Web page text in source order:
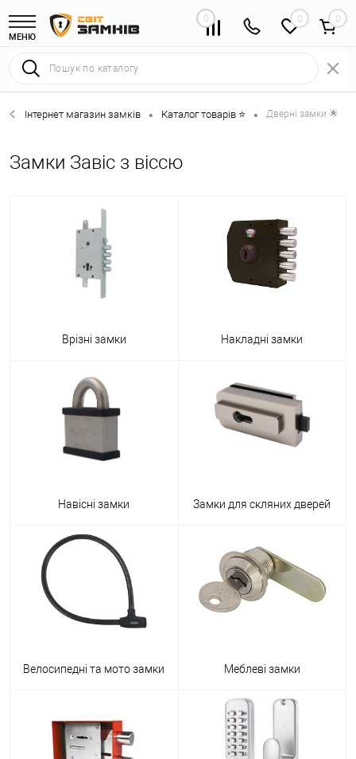
МЕНЮ
0 0
Інтернет магазин замків • Каталог товарів ⭐ • Дверні замки 🌟
Замки Завіс з віссю
Врізні замки Накладні замки
Навісні замки Замки для скляних дверей
Велосипедні та мото замки Меблеві замки